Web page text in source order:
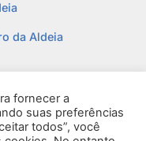
da Aldeia
fornecer a
suas preferências
todos”, você